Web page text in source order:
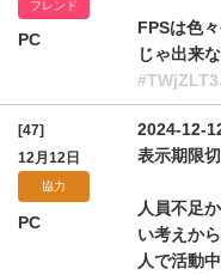
フレンド
PC
FPSは色
じゃ出来
[47]
12月12日
協力
PC
2024-12-
表示期限
人員不足
い考えか
人で活動